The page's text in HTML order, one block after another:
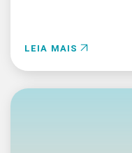
LEIA MAIS